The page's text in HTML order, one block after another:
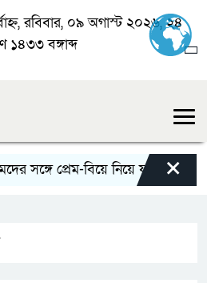
রবিবার, ০৯ অগাস্ট ২০২৬, ২৪
১৪৩৩ বঙ্গাব্দ
সঙ্গে প্রেম-বিয়ে নিয়ে যা জানালেন
×